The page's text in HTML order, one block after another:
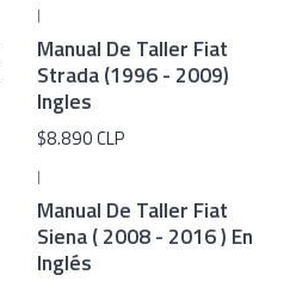
|
Manual De Taller Fiat
Strada (1996 - 2009)
Ingles
$8.890 CLP
|
Manual De Taller Fiat
Siena ( 2008 - 2016 ) En
Inglés